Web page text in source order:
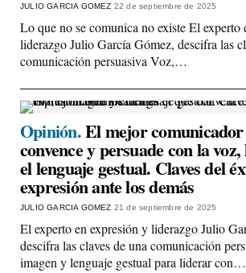
JULIO GARCIA GOMEZ 22 de septiembre de 2025
Lo que no se comunica no existe El experto
liderazgo Julio García Gómez, descifra las
comunicación persuasiva Voz,…
Opinión.El mejor comunicador
convence y persuade con la
el lenguaje gestual. Claves del
expresión ante los demás
JULIO GARCIA GOMEZ 21 de septiembre de 2025
El experto en expresión y liderazgo Julio
descifra las claves de una comunicación
imagen y lenguaje gestual para liderar con…